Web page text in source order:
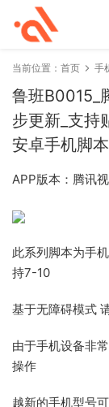
当前位置： 首页 手
鲁班B0015_
步更新_支
安卓手机脚本
APP版本：腾讯
此系列脚本为手
持7-10
基于无障碍模式
由于手机设备非
操作
越新的手机型号